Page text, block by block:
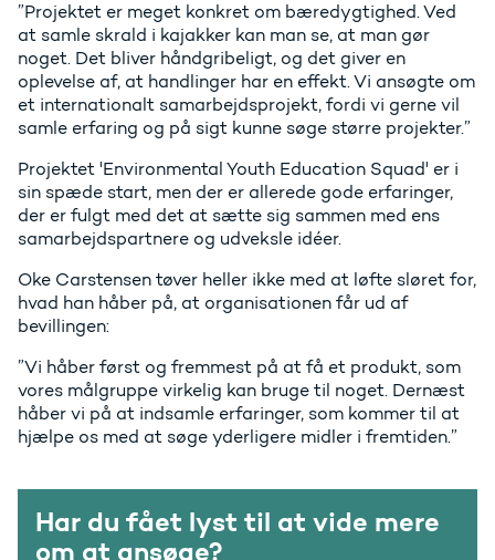
”Projektet er meget konkret om bæredygtighed. Ved
at samle skrald i kajakker kan man se, at man gør
noget. Det bliver håndgribeligt, og det giver en
oplevelse af, at handlinger har en effekt. Vi ansøgte om
et internationalt samarbejdsprojekt, fordi vi gerne vil
samle erfaring og på sigt kunne søge større projekter.”
Projektet 'Environmental Youth Education Squad' er i
sin spæde start, men der er allerede gode erfaringer,
der er fulgt med det at sætte sig sammen med ens
samarbejdspartnere og udveksle idéer.
Oke Carstensen tøver heller ikke med at løfte sløret for,
hvad han håber på, at organisationen får ud af
bevillingen:
”Vi håber først og fremmest på at få et produkt, som
vores målgruppe virkelig kan bruge til noget. Dernæst
håber vi på at indsamle erfaringer, som kommer til at
hjælpe os med at søge yderligere midler i fremtiden.”
Har du fået lyst til at vide mere
om at ansøge?